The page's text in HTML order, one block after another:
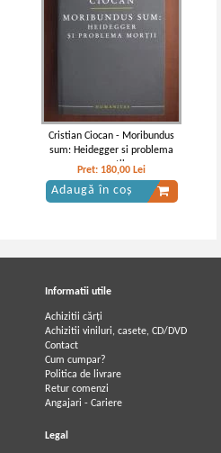
Cristian Ciocan - Moribundus
sum: Heidegger si problema
mortii
Pret: 180,00 Lei
Adaugă în coș
Informatii utile
Achizitii cărți
Achizitii viniluri, casete, CD/DVD
Contact
Cum cumpar?
Politica de livrare
Retur comenzi
Angajari - Cariere
Legal